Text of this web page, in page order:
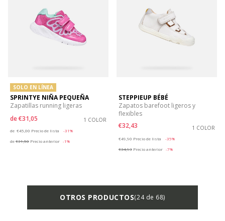
SOLO EN LÍNEA
SPRINTYE NIÑA PEQUEÑA
Zapatillas running ligeras
de€31,05 1 COLOR
de €45,00 Precio de lista
-31%
de€31,50 Precio anterior -1%
STEPPIEUP BÉBÉ
Zapatos barefoot ligeros y
flexibles
€32,43
1 COLOR
€49,90 Precio de lista
-35%
€34,93 Precio anterior -7%
OTROS PRODUCTOS(24 de 68)